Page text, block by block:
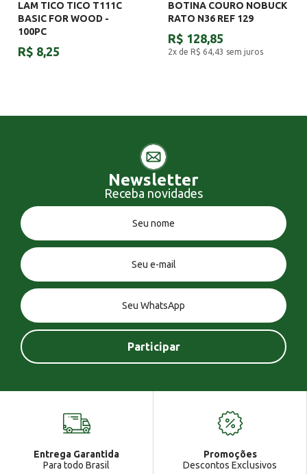
LAM TICO TICO T111C
BASIC FOR WOOD -
100PC
R$ 8,25
BOTINA COURO NOBUCK
RATO N36 REF 129
R$ 128,85
2x de R$ 64,43 sem juros
Newsletter
Receba novidades
Entrega Garantida
Para todo Brasil
Promoções
Descontos Exclusivos
Você tem uma mensagem!
Ga Atendimento
Gabrielle